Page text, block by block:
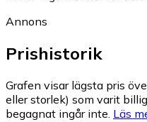
Annons
Prishistorik
Grafen visar lägsta pris
eller storlek) som varit
begagnat ingår inte. Läs